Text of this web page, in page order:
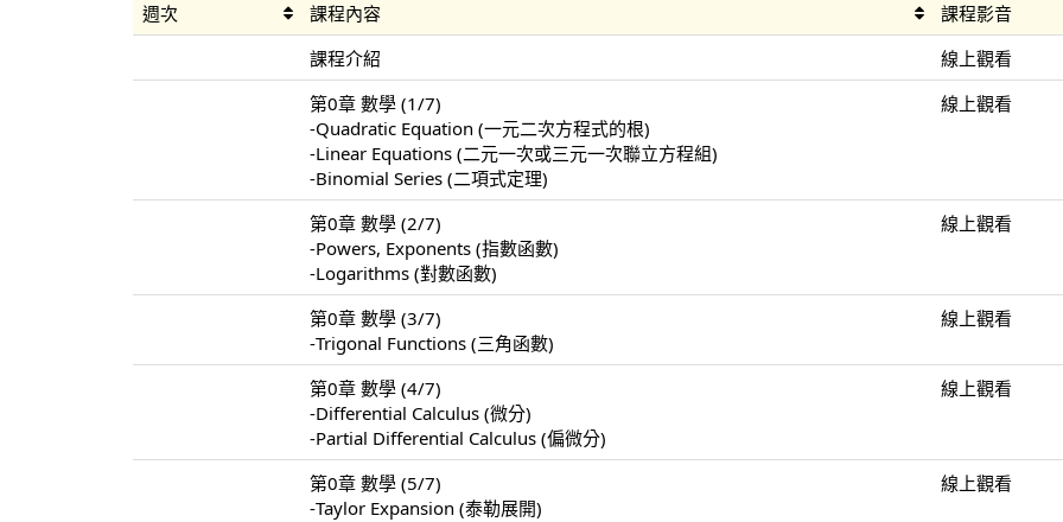
週次 課程內容
課程影音
課程介紹
線上觀看
第0章 數學 (1/7)
-Quadratic Equation (一元二次方程式的根)
-Linear Equations (二元一次或三元一次聯立方程組)
-Binomial Series (二項式定理)
線上觀看
第0章 數學 (2/7)
-Powers, Exponents (指數函數)
-Logarithms (對數函數)
線上觀看
第0章 數學 (3/7)
-Trigonal Functions (三角函數)
線上觀看
第0章 數學 (4/7)
-Differential Calculus (微分)
-Partial Differential Calculus (偏微分)
線上觀看
第0章 數學 (5/7)
-Taylor Expansion (泰勒展開)
線上觀看